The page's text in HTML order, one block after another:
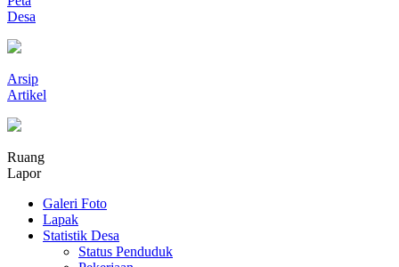
Desa
Arsip
Artikel
Ruang
Lapor
Galeri Foto
Lapak
Statistik Desa
Status Penduduk